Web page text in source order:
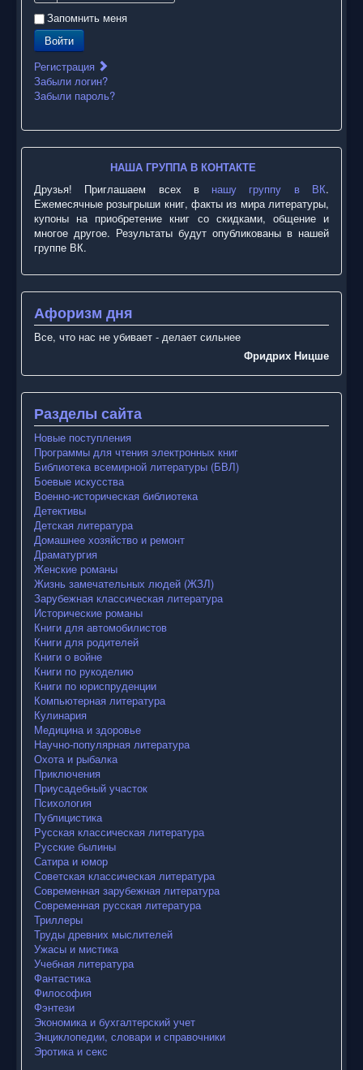
Запомнить меня
Войти
Регистрация
Забыли логин?
Забыли пароль?
НАША ГРУППА В КОНТАКТЕ
Друзья! Приглашаем всех в нашу группу в ВК.
Ежемесячные розыгрыши книг, факты из мира литературы,
купоны на приобретение книг со скидками, общение и
многое другое. Результаты будут опубликованы в нашей
группе ВК.
Афоризм дня
Все, что нас не убивает - делает сильнее
Фридрих Ницше
Разделы сайта
Новые поступления
Программы для чтения электронных книг
Библиотека всемирной литературы (БВЛ)
Боевые искусства
Военно-историческая библиотека
Детективы
Детская литература
Домашнее хозяйство и ремонт
Драматургия
Женские романы
Жизнь замечательных людей (ЖЗЛ)
Зарубежная классическая литература
Исторические романы
Книги для автомобилистов
Книги для родителей
Книги о войне
Книги по рукоделию
Книги по юриспруденции
Компьютерная литература
Кулинария
Медицина и здоровье
Научно-популярная литература
Охота и рыбалка
Приключения
Приусадебный участок
Психология
Публицистика
Русская классическая литература
Русские былины
Сатира и юмор
Советская классическая литература
Современная зарубежная литература
Современная русская литература
Триллеры
Труды древних мыслителей
Ужасы и мистика
Учебная литература
Фантастика
Философия
Фэнтези
Экономика и бухгалтерский учет
Энциклопедии, словари и справочники
Эротика и секс